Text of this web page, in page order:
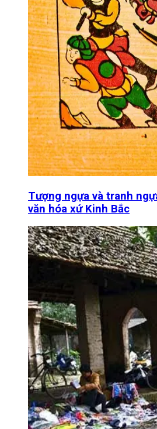
Tượng ngựa và tranh
văn hóa xứ Kinh Bắc